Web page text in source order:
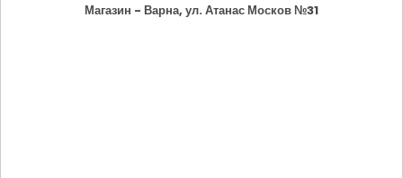
Магазин - Варна, ул. Атанас Москов №31